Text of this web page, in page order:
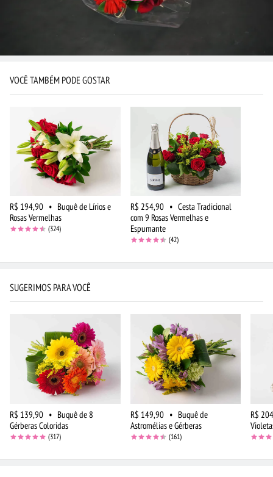
VOCÊ TAMBÉM PODE GOSTAR
R$ 194,90 • Buquê de Lírios e
Rosas Vermelhas
(324)
R$ 254,90 • Cesta Tradicional
com 9 Rosas Vermelhas e
Espumante
(42)
SUGERIMOS PARA VOCÊ
R$ 139,90 • Buquê de 8
Gérberas Coloridas
(317)
R$ 149,90 • Buquê de
Astromélias e Gérberas
(161)
R$